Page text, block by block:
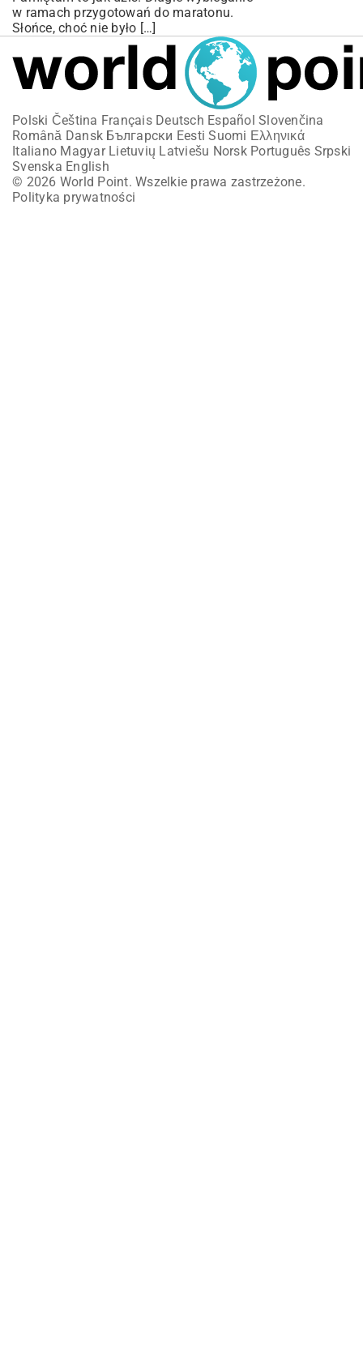
w ramach przygotowań do maratonu.
Słońce, choć nie było […]
Polski Čeština Français Deutsch Español Slovenčina
Română Dansk Български Eesti Suomi Ελληνικά
Italiano Magyar Lietuvių Latviešu Norsk Português Srpski
Svenska English
© 2026 World Point. Wszelkie prawa zastrzeżone.
Polityka prywatności